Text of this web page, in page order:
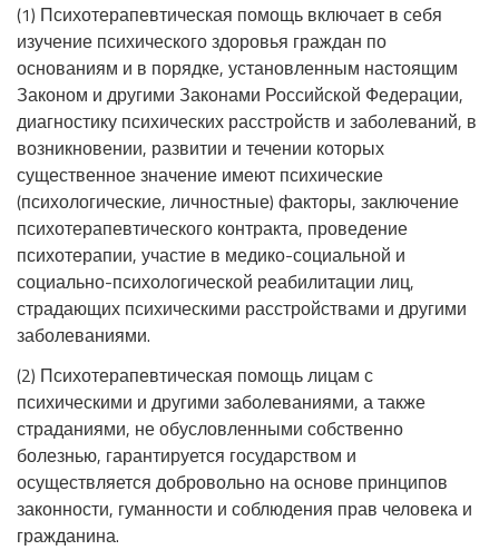
(1) Психотерапевтическая помощь включает в себя
изучение психического здоровья граждан по
основаниям и в порядке, установленным настоящим
Законом и другими Законами Российской Федерации,
диагностику психических расстройств и заболеваний, в
возникновении, развитии и течении которых
существенное значение имеют психические
(психологические, личностные) факторы, заключение
психотерапевтического контракта, проведение
психотерапии, участие в медико-социальной и
социально-психологической реабилитации лиц,
страдающих психическими расстройствами и другими
заболеваниями.
(2) Психотерапевтическая помощь лицам с
психическими и другими заболеваниями, а также
страданиями, не обусловленными собственно
болезнью, гарантируется государством и
осуществляется добровольно на основе принципов
законности, гуманности и соблюдения прав человека и
гражданина.